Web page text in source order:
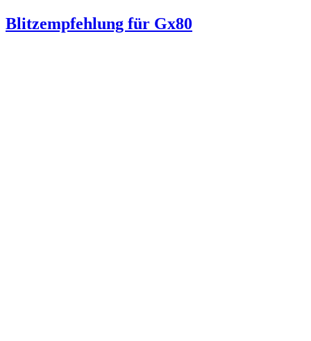
Blitzempfehlung für Gx80